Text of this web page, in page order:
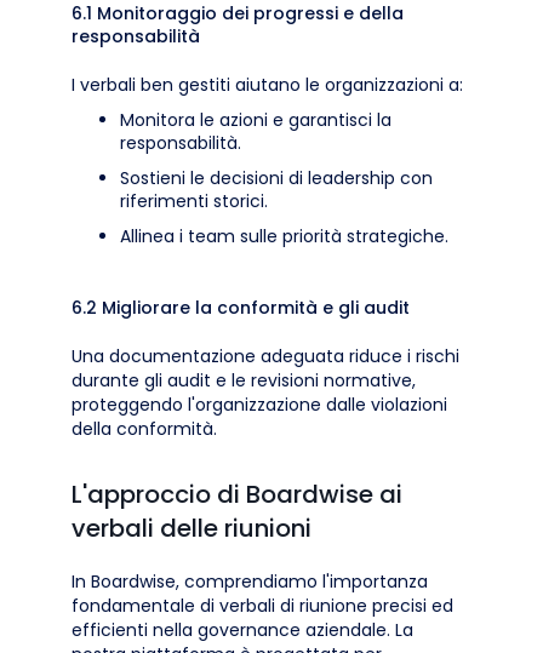
6.1 Monitoraggio dei progressi e della
responsabilità
I verbali ben gestiti aiutano le organizzazioni a:
Monitora le azioni e garantisci la
responsabilità.
Sostieni le decisioni di leadership con
riferimenti storici.
Allinea i team sulle priorità strategiche.
6.2 Migliorare la conformità e gli audit
Una documentazione adeguata riduce i rischi
durante gli audit e le revisioni normative,
proteggendo l'organizzazione dalle violazioni
della conformità.
L'approccio di Boardwise ai
verbali delle riunioni
In Boardwise, comprendiamo l'importanza
fondamentale di verbali di riunione precisi ed
efficienti nella governance aziendale. La